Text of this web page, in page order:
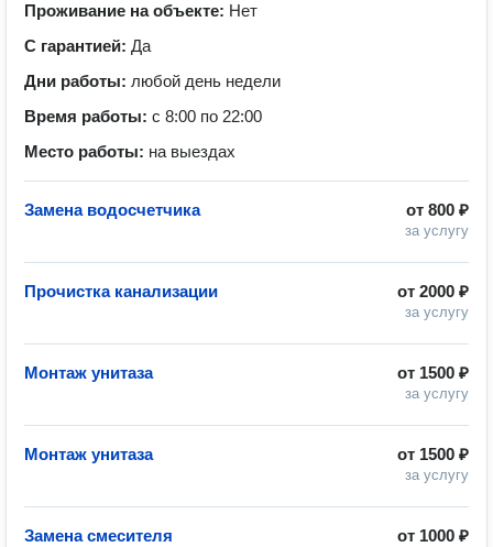
Проживание на объекте: Нет
С гарантией: Да
Дни работы: любой день недели
Время работы: с 8:00 по 22:00
Место работы: на выездах
от 800 ₽
за услугу
Замена водосчетчика
от 2000 ₽
за услугу
Прочистка канализации
от 1500 ₽
за услугу
Монтаж унитаза
от 1500 ₽
за услугу
Монтаж унитаза
от 1000 ₽
Замена смесителя